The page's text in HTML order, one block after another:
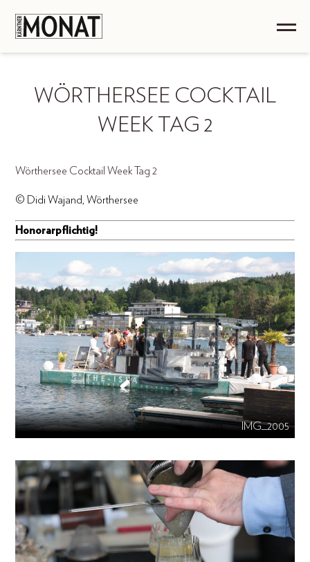
WÖRTHERSEE COCKTAIL
WEEK TAG 2
Wörthersee Cocktail Week Tag 2
© Didi Wajand, Wörthersee
Honorarpflichtig!
IMG_2005